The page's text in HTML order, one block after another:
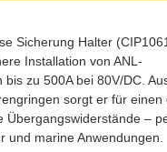
Sicherung Halter
Installation von ANL-
bis zu 500A bei 80V/DC.
sorgt er für einen
Übergangswiderstände –
und marine Anwendungen.